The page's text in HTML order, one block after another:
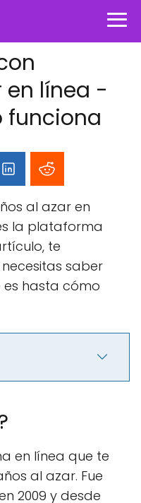
en línea -
funciona
al azar en
la plataforma
te
saber
es hasta cómo
en línea que te
al azar. Fue
2009 y desde